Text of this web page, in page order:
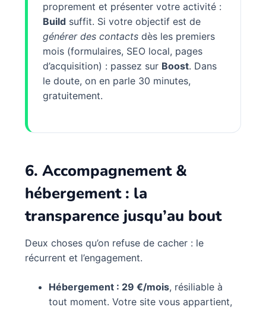
proprement et présenter votre activité :
Build suffit. Si votre objectif est de
générer des contacts dès les premiers
mois (formulaires, SEO local, pages
d’acquisition) : passez sur Boost. Dans
le doute, on en parle 30 minutes,
gratuitement.
6. Accompagnement &
hébergement : la
transparence jusqu’au bout
Deux choses qu’on refuse de cacher : le
récurrent et l’engagement.
Hébergement : 29 €/mois, résiliable à
tout moment. Votre site vous appartient,